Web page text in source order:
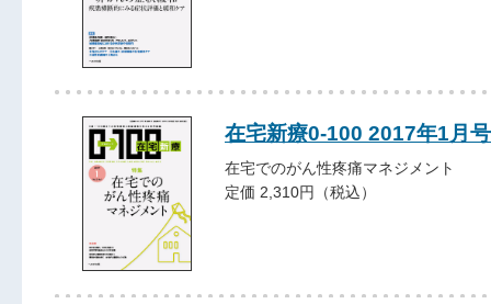
在宅新療0-100 2017年1月号
在宅でのがん性疼痛マネジメント
定価 2,310円（税込）